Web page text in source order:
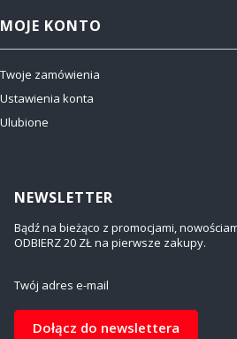
MOJE KONTO
Twoje zamówienia
Ustawienia konta
Ulubione
NEWSLETTER
Bądź na bieżąco z promocjami,
ODBIERZ 20 ZŁ na pierwsze zakupy.
Twój adres e-mail
Dołącz do newslettera